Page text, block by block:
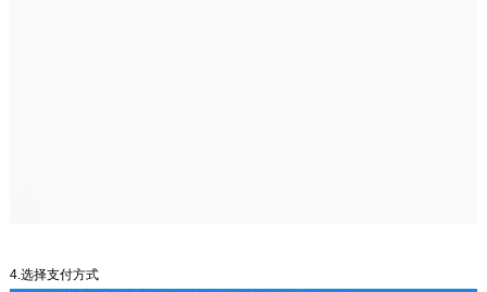
4.选择支付方式